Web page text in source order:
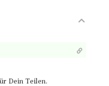
Dein Teilen.